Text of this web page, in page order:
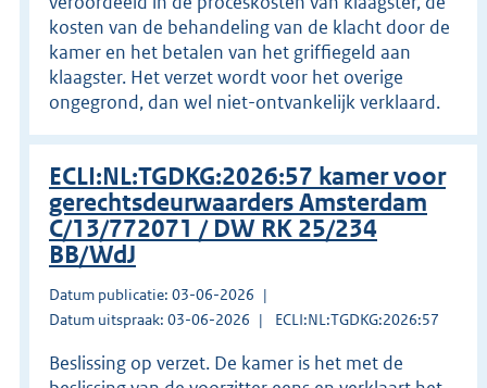
kosten van de behandeling van de klacht door de
kamer en het betalen van het griffiegeld aan
klaagster. Het verzet wordt voor het overige
ongegrond, dan wel niet-ontvankelijk verklaard.
ECLI:NL:TGDKG:2026:57 kamer voor
gerechtsdeurwaarders Amsterdam
C/13/772071 / DW RK 25/234
BB/WdJ
Datum publicatie: 03-06-2026
Datum uitspraak: 03-06-2026
ECLI:NL:TGDKG:2026:57
Beslissing op verzet. De kamer is het met de